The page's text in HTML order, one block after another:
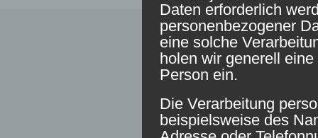
Daten erforderlich
personenbezogener
eine solche
holen wir generell
Person ein.
Die Verarbeitung
beispielsweise des